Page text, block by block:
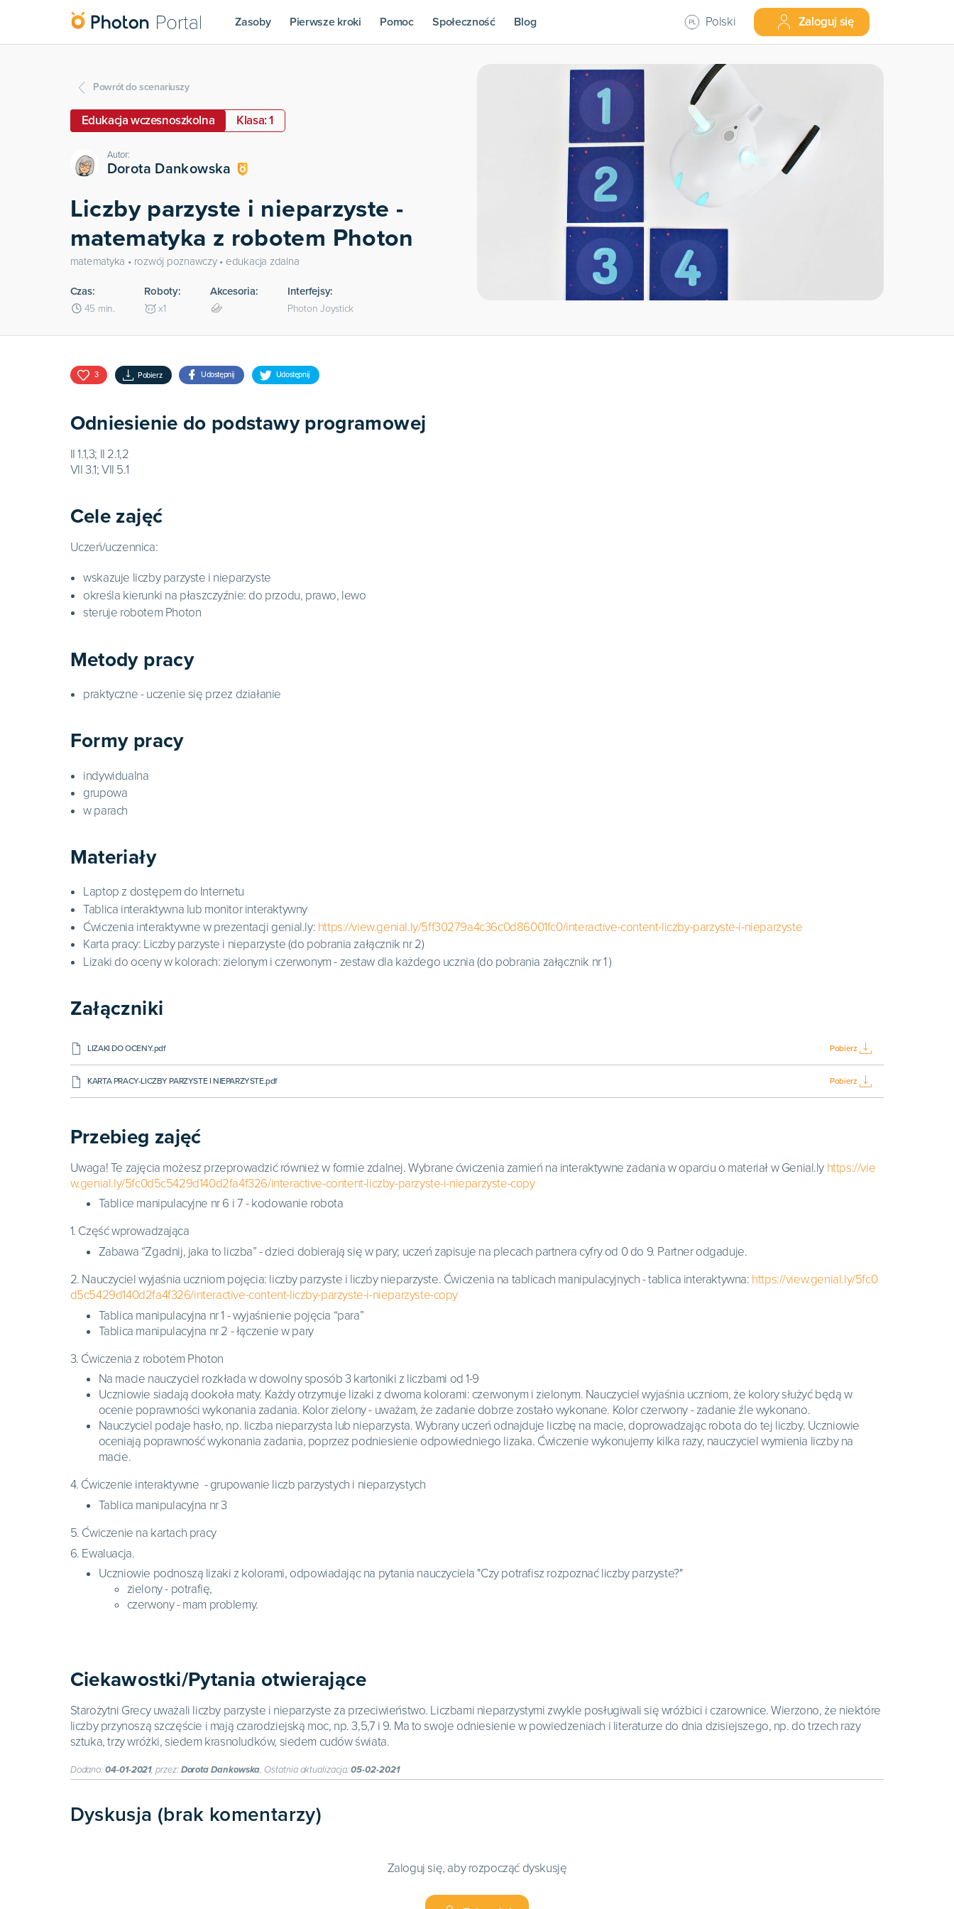
Zasoby Pierwsze kroki Pomoc Społeczność Blog Polski Zaloguj się
Powrót do scenariuszy
Edukacja wczesnoszkolna Klasa: 1
Autor:
Dorota Dankowska
Liczby parzyste i nieparzyste -
matematyka z robotem Photon
matematyka • rozwój poznawczy • edukacja zdalna
Czas:
45 min.
Roboty:
x1
Akcesoria: Interfejsy:
Photon Joystick
3 Pobierz Udostępnij Udostępnij
Odniesienie do podstawy programowej
II 1.1,3; II 2.1,2
VII 3.1; VII 5.1
Cele zajęć
Uczeń/uczennica:
wskazuje liczby parzyste i nieparzyste
określa kierunki na płaszczyźnie: do przodu, prawo, lewo
steruje robotem Photon
Metody pracy
praktyczne - uczenie się przez działanie
Formy pracy
indywidualna
grupowa
w parach
Materiały
Laptop z dostępem do Internetu
Tablica interaktywna lub monitor interaktywny
Ćwiczenia interaktywne w prezentacji genial.ly: https://view.genial.ly/5ff30279a4c36c0d86001fc0/interactive-content-liczby-parzyste-i-nieparzyste
Karta pracy: Liczby parzyste i nieparzyste (do pobrania załącznik nr 2)
Lizaki do oceny w kolorach: zielonym i czerwonym - zestaw dla każdego ucznia (do pobrania załącznik nr 1 )
Załączniki
LIZAKI DO OCENY.pdf Pobierz
KARTA PRACY-LICZBY PARZYSTE I NIEPARZYSTE.pdf Pobierz
Przebieg zajęć
Uwaga! Te zajęcia możesz przeprowadzić również w formie zdalnej. Wybrane ćwiczenia zamień na interaktywne zadania w oparciu o materiał w Genial.ly https://vie
w.genial.ly/5fc0d5c5429d140d2fa4f326/interactive-content-liczby-parzyste-i-nieparzyste-copy
Tablice manipulacyjne nr 6 i 7 - kodowanie robota
1. Część wprowadzająca
Zabawa “Zgadnij, jaka to liczba” - dzieci dobierają się w pary; uczeń zapisuje na plecach partnera cyfry od 0 do 9. Partner odgaduje.
2. Nauczyciel wyjaśnia uczniom pojęcia: liczby parzyste i liczby nieparzyste. Ćwiczenia na tablicach manipulacyjnych - tablica interaktywna: https://view.genial.ly/5fc0
d5c5429d140d2fa4f326/interactive-content-liczby-parzyste-i-nieparzyste-copy
Tablica manipulacyjna nr 1 - wyjaśnienie pojęcia “para”
Tablica manipulacyjna nr 2 - łączenie w pary
3. Ćwiczenia z robotem Photon
Na macie nauczyciel rozkłada w dowolny sposób 3 kartoniki z liczbami od 1-9
Uczniowie siadają dookoła maty. Każdy otrzymuje lizaki z dwoma kolorami: czerwonym i zielonym. Nauczyciel wyjaśnia uczniom, że kolory służyć będą w
ocenie poprawności wykonania zadania. Kolor zielony - uważam, że zadanie dobrze zostało wykonane. Kolor czerwony - zadanie źle wykonano.
Nauczyciel podaje hasło, np. liczba nieparzysta lub nieparzysta. Wybrany uczeń odnajduje liczbę na macie, doprowadzając robota do tej liczby. Uczniowie
oceniają poprawność wykonania zadania, poprzez podniesienie odpowiedniego lizaka. Ćwiczenie wykonujemy kilka razy, nauczyciel wymienia liczby na
macie.
4. Ćwiczenie interaktywne - grupowanie liczb parzystych i nieparzystych
Tablica manipulacyjna nr 3
5. Ćwiczenie na kartach pracy
6. Ewaluacja.
Uczniowie podnoszą lizaki z kolorami, odpowiadając na pytania nauczyciela "Czy potrafisz rozpoznać liczby parzyste?"
zielony - potrafię,
czerwony - mam problemy.
Ciekawostki/Pytania otwierające
Starożytni Grecy uważali liczby parzyste i nieparzyste za przeciwieństwo. Liczbami nieparzystymi zwykle posługiwali się wróżbici i czarownice. Wierzono, że niektóre
liczby przynoszą szczęście i mają czarodziejską moc, np. 3,5,7 i 9. Ma to swoje odniesienie w powiedzeniach i literaturze do dnia dzisiejszego, np. do trzech razy
sztuka, trzy wróżki, siedem krasnoludków, siedem cudów świata.
Dodano:04-01-2021, przez:Dorota Dankowska, Ostatnia aktualizacja:05-02-2021
Dyskusja (brak komentarzy)
Zaloguj się, aby rozpocząć dyskusję